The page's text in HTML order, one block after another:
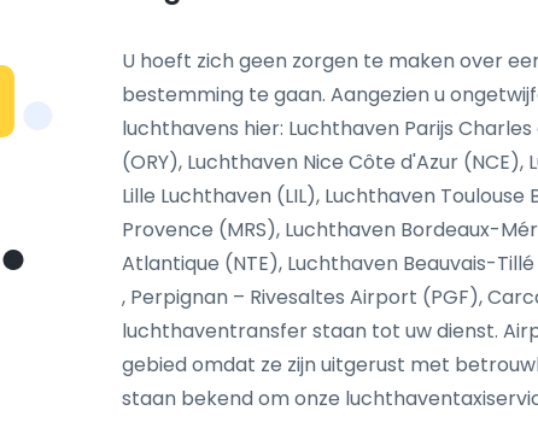
U hoeft zich geen zorgen te maken over
bestemming te gaan. Aangezien u
luchthavens hier: Luchthaven Parijs
(ORY), Luchthaven Nice Côte d'Azur (NCE),
Lille Luchthaven (LIL), Luchthaven
Provence (MRS), Luchthaven Bordeaux-
Atlantique (NTE), Luchthaven Beauvais-
, Perpignan – Rivesaltes Airport (PGF),
luchthaventransfer staan tot uw dienst.
gebied omdat ze zijn uitgerust met
staan bekend om onze